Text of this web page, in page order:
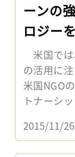
ーンの
ロジー
米国では
の活用に
米国NGO
トナーシ
2015/11/26